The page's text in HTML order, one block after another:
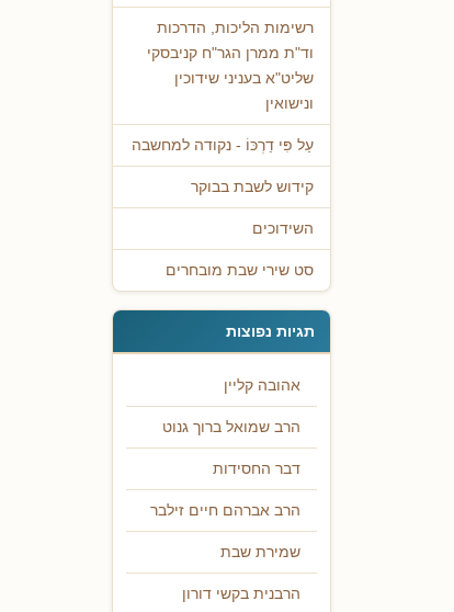
רשימות הליכות, הדרכות
וד"ת ממרן הגר"ח קניבסקי
שליט"א בעניני שידוכין
ונישואין
עַל פִּי דַרְכּוֹ - נקודה למחשבה
קידוש לשבת בבוקר
השידוכים
סט שירי שבת מובחרים
תגיות נפוצות
אהובה קליין
הרב שמואל ברוך גנוט
דבר החסידות
הרב אברהם חיים זילבר
שמירת שבת
הרבנית בקשי דורון